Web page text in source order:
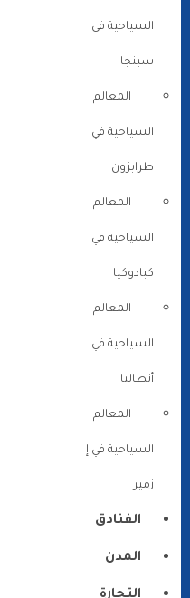
السياحية في
سبنجا
المعالم
السياحية في
طرابزون
المعالم
السياحية في
كبادوكيا
المعالم
السياحية في
أنطاليا
المعالم
السياحية في إ
زمير
الفنادق
المدن